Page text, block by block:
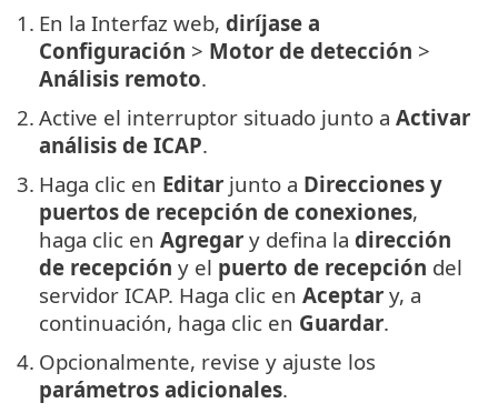
1. En la Interfaz web, diríjase a
Configuración > Motor de detección >
Análisis remoto.
2. Active el interruptor situado junto a Activar
análisis de ICAP.
3. Haga clic en Editar junto a Direcciones y
puertos de recepción de conexiones,
haga clic en Agregar y defina la dirección
de recepción y el puerto de recepción del
servidor ICAP. Haga clic en Aceptar y, a
continuación, haga clic en Guardar.
4. Opcionalmente, revise y ajuste los
parámetros adicionales.